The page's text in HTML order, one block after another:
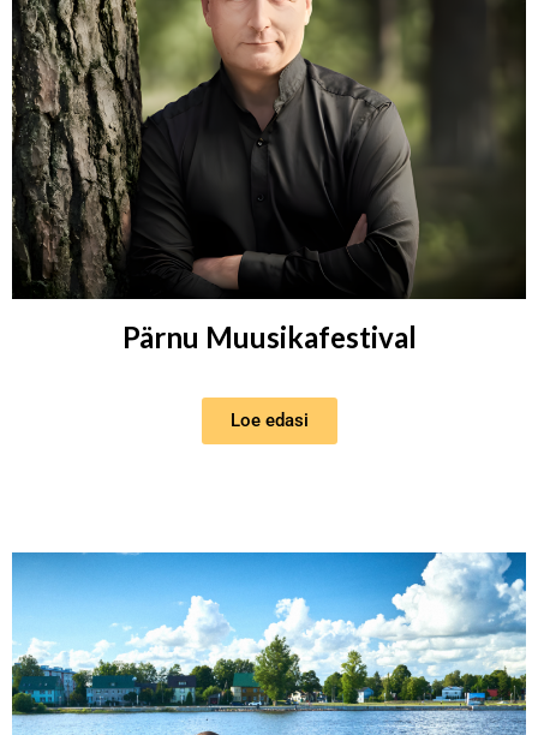
Pärnu Muusikafestival
Loe edasi